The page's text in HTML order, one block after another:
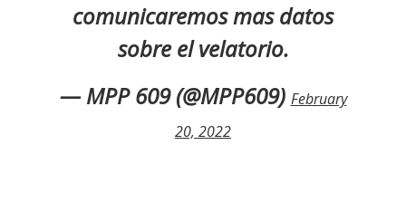
comunicaremos mas datos
sobre el velatorio.
— MPP 609 (@MPP609) February
20, 2022